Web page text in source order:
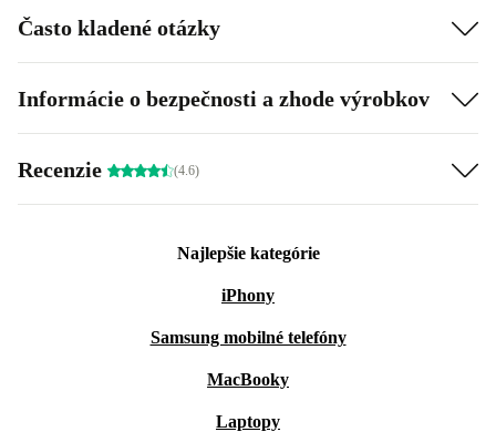
Často kladené otázky
Informácie o bezpečnosti a zhode výrobkov
Recenzie (4.6)
Najlepšie kategórie
iPhony
Samsung mobilné telefóny
MacBooky
Laptopy